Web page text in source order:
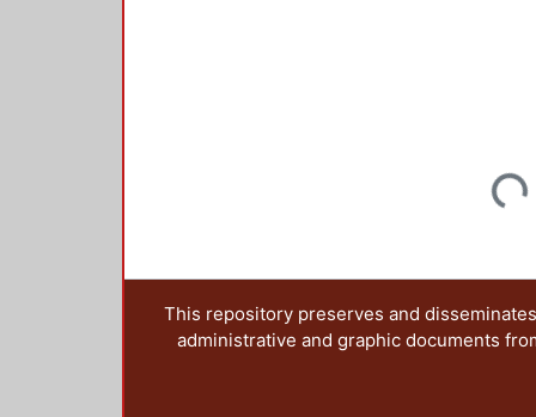
Loading...
This repository preserves and
administrative and graphic documents